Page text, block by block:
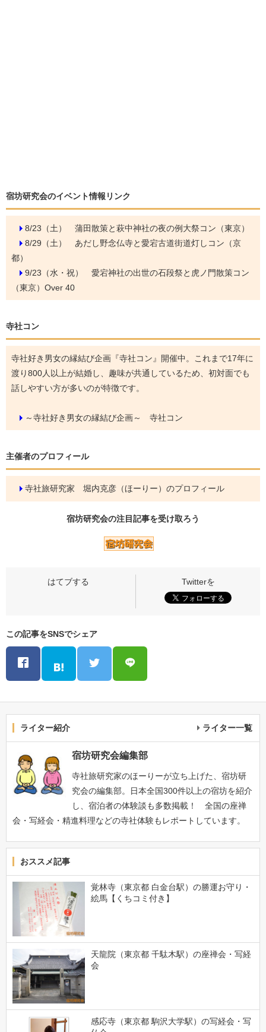
宿坊研究会のイベント情報リンク
8/23（土） 蒲田散策と萩中神社の夜の例大祭コン（東京）
8/29（土） あだし野念仏寺と愛宕古道街道灯しコン（京
都）
9/23（水・祝） 愛宕神社の出世の石段祭と虎ノ門散策コン
（東京）Over 40
寺社コン
寺社好き男女の縁結び企画『寺社コン』開催中。これまで17年に
渡り800人以上が結婚し、趣味が共通しているため、初対面でも
話しやすい方が多いのが特徴です。
～寺社好き男女の縁結び企画～ 寺社コン
主催者のプロフィール
寺社旅研究家 堀内克彦（ほーりー）のプロフィール
宿坊研究会の注目記事を受け取ろう
この記事をSNSでシェア
ライター紹介 ライター一覧
宿坊研究会編集部
寺社旅研究家のほーりーが立ち上げた、宿坊研
究会の編集部。日本全国300件以上の宿坊を紹介
し、宿泊者の体験談も多数掲載！ 全国の座禅
会・写経会・精進料理などの寺社体験もレポートしています。
おススメ記事
覚林寺（東京都 白金台駅）の勝運お守り・
絵馬【くちコミ付き】
天龍院（東京都 千駄木駅）の座禅会・写経
会
感応寺（東京都 駒沢大学駅）の写経会・写